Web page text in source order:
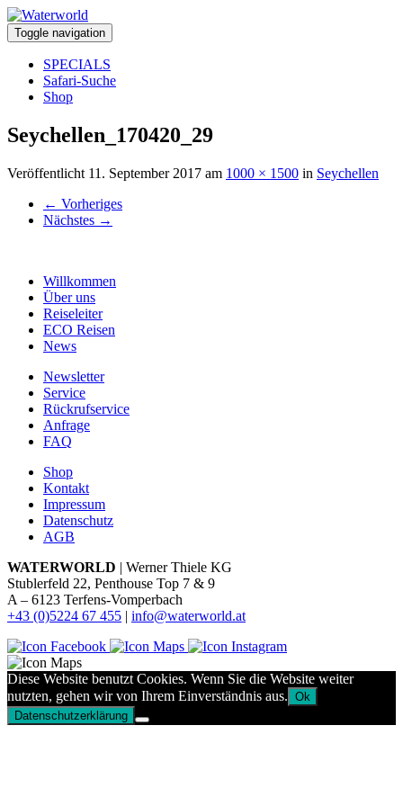
Toggle navigation
SPECIALS
Safari-Suche
Shop
Seychellen_170420_29
Veröffentlicht 11. September 2017 am 1000 × 1500 in Seychellen
← Vorheriges
Nächstes →
Willkommen
Über uns
Reiseleiter
ECO Reisen
News
Newsletter
Service
Rückrufservice
Anfrage
FAQ
Shop
Kontakt
Impressum
Datenschutz
AGB
WATERWORLD | Werner Thiele KG
Stublerfeld 22, Penthouse Top 7 & 9
A – 6123 Terfens-Vomperbach
+43 (0)5224 67 455 | info@waterworld.at
Diese Website benutzt Cookies. Wenn Sie die Website weiter
nutzten, gehen wir von Ihrem Einverständnis aus. Ok
Datenschutzerklärung